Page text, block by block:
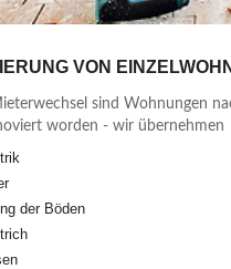
VON
sind Wohnungen
worden - wir übernehmen
der Böden